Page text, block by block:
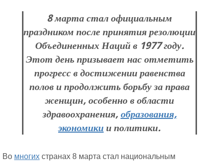
8 марта стал официальным
праздником после принятия резолюции
Объединенных Наций в 1977 году.
Этот день призывает нас отметить
прогресс в достижении равенства
полов и продолжить борьбу за права
женщин, особенно в области
здравоохранения,образования,
экономикии политики.
Во многих странах 8 марта стал национальным